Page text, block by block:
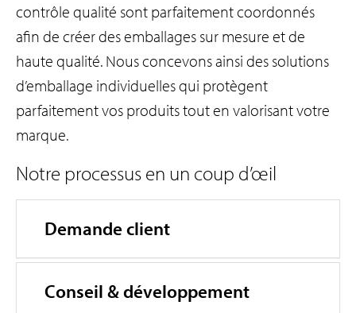
contrôle qualité sont parfaitement coordonnés
afin de créer des emballages sur mesure et de
haute qualité. Nous concevons ainsi des solutions
d’emballage individuelles qui protègent
parfaitement vos produits tout en valorisant votre
marque.
Notre processus en un coup d’œil
Demande client
Conseil & développement